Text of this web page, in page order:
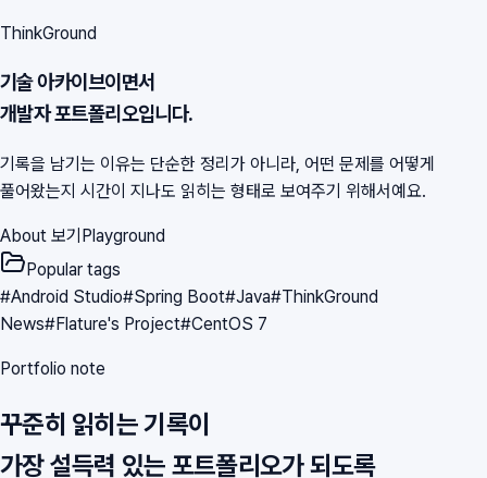
ThinkGround
기술 아카이브이면서
개발자 포트폴리오입니다.
기록을 남기는 이유는 단순한 정리가 아니라, 어떤 문제를 어떻게
풀어왔는지 시간이 지나도 읽히는 형태로 보여주기 위해서예요.
About 보기Playground
Popular tags
#Android Studio#Spring Boot#Java#ThinkGround
News#Flature's Project#CentOS 7
Portfolio note
꾸준히 읽히는 기록이
가장 설득력 있는 포트폴리오가 되도록